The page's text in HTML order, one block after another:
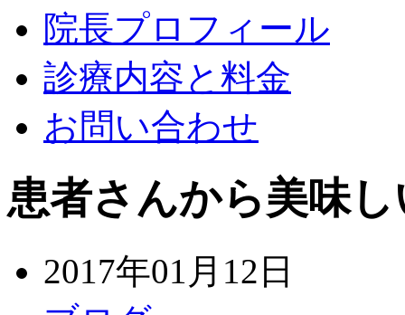
院長プロフィール
診療内容と料金
お問い合わせ
患者さんから美味
2017年01月12日